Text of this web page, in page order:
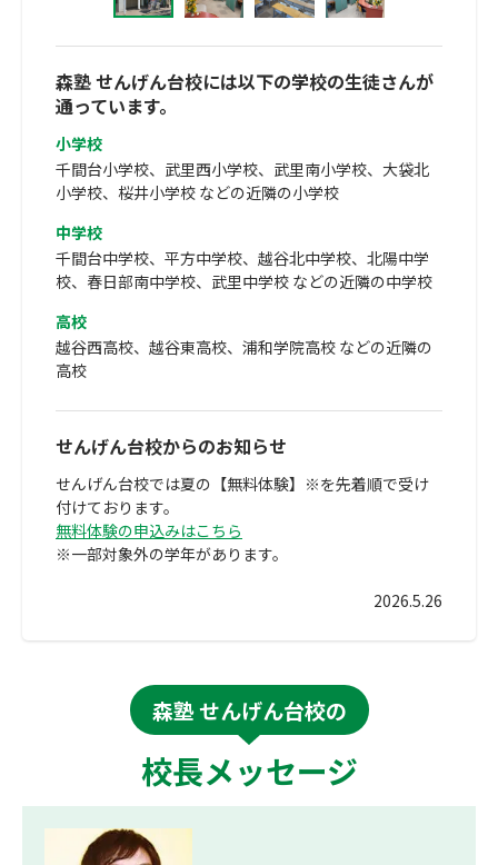
森塾 せんげん台校には以下の学校の生徒さんが
通っています。
小学校
千間台小学校、武里西小学校、武里南小学校、大袋北
小学校、桜井小学校 などの近隣の小学校
中学校
千間台中学校、平方中学校、越谷北中学校、北陽中学
校、春日部南中学校、武里中学校 などの近隣の中学校
高校
越谷西高校、越谷東高校、浦和学院高校 などの近隣の
高校
せんげん台校からのお知らせ
せんげん台校では夏の【無料体験】※を先着順で受け
付けております。
無料体験の申込みはこちら
※一部対象外の学年があります。
2026.5.26
森塾 せんげん台校の
校長メッセージ